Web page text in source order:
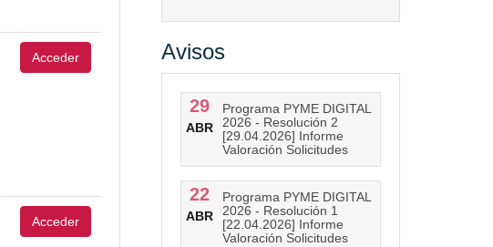
Acceder
Acceder
Avisos
29
ABR
Programa PYME DIGITAL
2026 - Resolución 2
[29.04.2026] Informe
Valoración Solicitudes
22
ABR
Programa PYME DIGITAL
2026 - Resolución 1
[22.04.2026] Informe
Valoración Solicitudes